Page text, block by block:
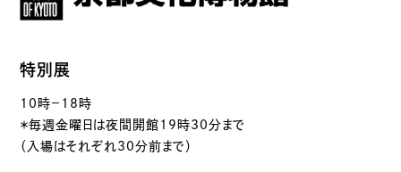
特別展
10時－18時
＊毎週金曜日は夜間開館19時30分まで
（入場はそれぞれ30分前まで）